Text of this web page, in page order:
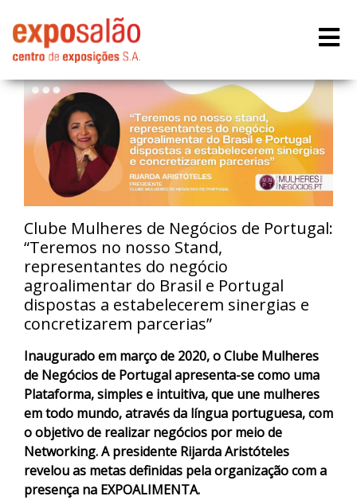
Clube Mulheres de Negócios de Portugal:
“Teremos no nosso Stand,
representantes do negócio
agroalimentar do Brasil e Portugal
dispostas a estabelecerem sinergias e
concretizarem parcerias”
Inaugurado em março de 2020, o Clube Mulheres
de Negócios de Portugal apresenta-se como uma
Plataforma, simples e intuitiva, que une mulheres
em todo mundo, através da língua portuguesa, com
o objetivo de realizar negócios por meio de
Networking. A presidente Rijarda Aristóteles
revelou as metas definidas pela organização com a
presença na EXPOALIMENTA.